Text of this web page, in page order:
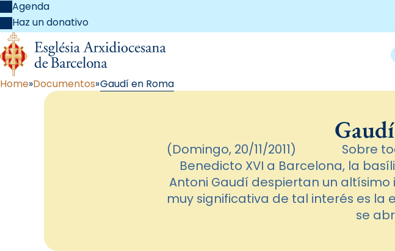
Agenda
Haz un donativo
Home Documentos Gaudí en Roma
(Domingo, 20/11/2011) Sobre
Benedicto XVI a Barcelona, la
Antoni Gaudí despiertan un
muy significativa de tal interés es la
se